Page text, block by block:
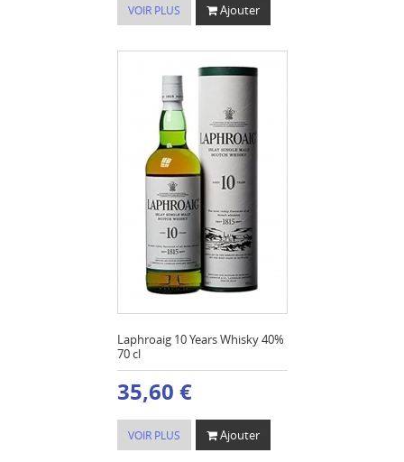
VOIR PLUS Ajouter
Laphroaig 10 Years Whisky 40%
70 cl
35,60 €
VOIR PLUS Ajouter